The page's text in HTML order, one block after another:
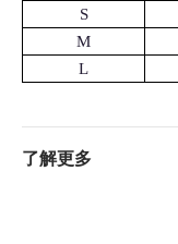
S
M
L
了解更多